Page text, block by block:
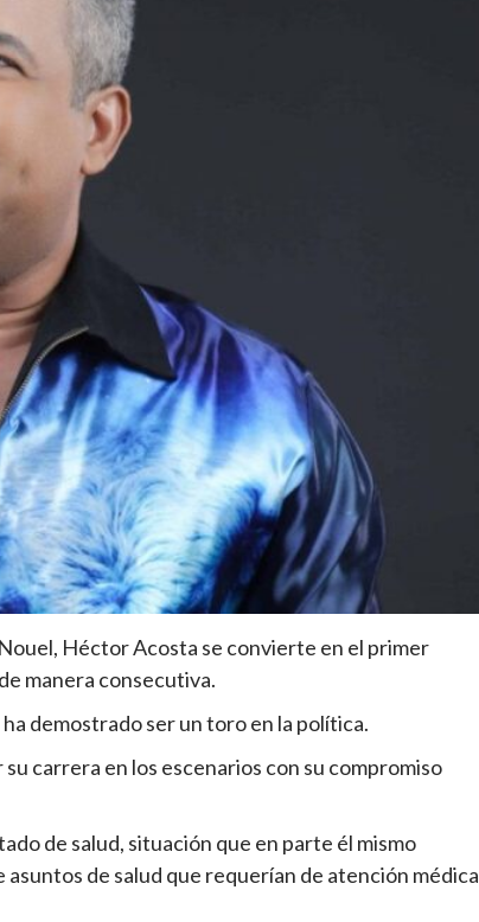
Héctor Acosta se convierte en el primer
manera consecutiva.
demostrado ser un toro en la política.
carrera en los escenarios con su compromiso
de salud, situación que en parte él mismo
de salud que requerían de atención médica